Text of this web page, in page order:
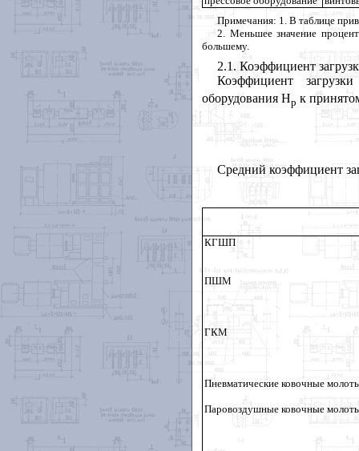
Примечания: 1. В таблице
2 . Меньшее значение
большему.
2.1 . Коэффициент
Коэффициент
оборудования Нр к
Средний коэффициент
КГШП
ПШМ
ГКМ
Пневматические ковочные
Паровоздушные ковочные